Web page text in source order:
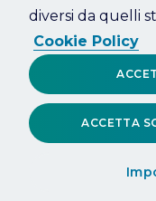
diversi da quelli
Cookie Policy
ACCETTA